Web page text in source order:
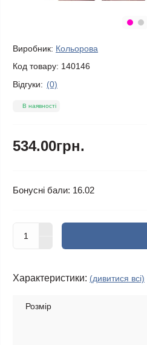
Виробник: Кольорова
Код товару: 140146
Відгуки: (0)
В наявності
534.00грн.
Бонусні бали: 16.02
Характеристики: (дивитися всі)
Розмір